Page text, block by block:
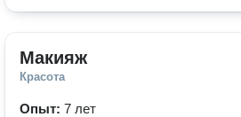
Макияж
Красота
Опыт: 7 лет